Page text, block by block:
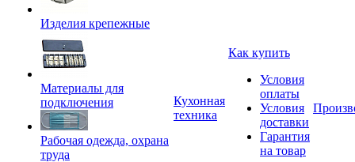
Изделия крепежные
Материалы для
подключения
Рабочая одежда, охрана
труда
Кухонная
техника
Как купить
Условия
оплаты
Условия
доставки
Гарантия
на товар